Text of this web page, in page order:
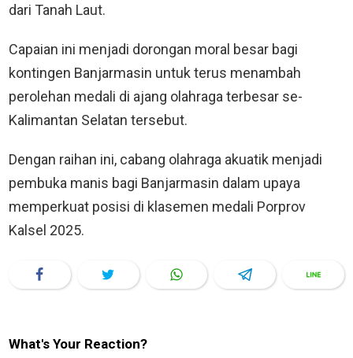
dari Tanah Laut.
Capaian ini menjadi dorongan moral besar bagi
kontingen Banjarmasin untuk terus menambah
perolehan medali di ajang olahraga terbesar se-
Kalimantan Selatan tersebut.
Dengan raihan ini, cabang olahraga akuatik menjadi
pembuka manis bagi Banjarmasin dalam upaya
memperkuat posisi di klasemen medali Porprov
Kalsel 2025.
What's Your Reaction?